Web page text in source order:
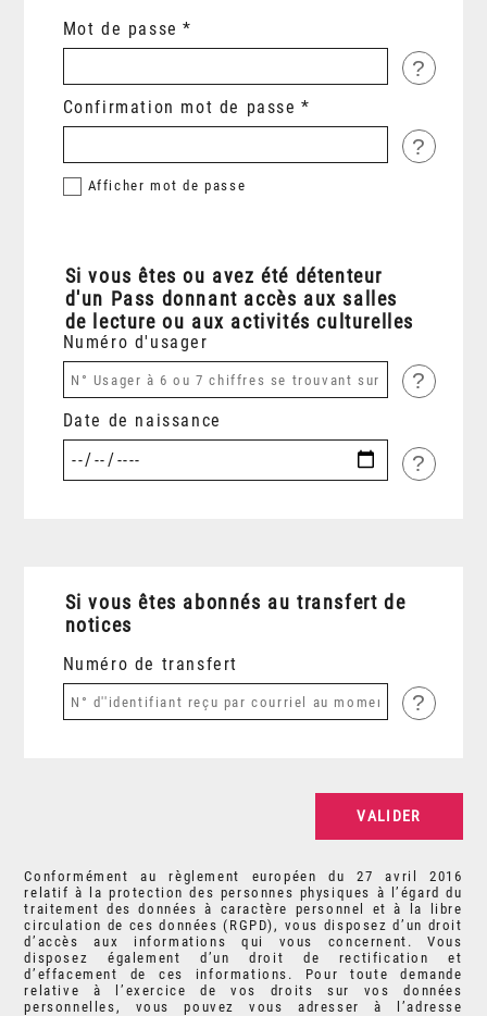
Mot de passe
?
Confirmation mot de passe
?
Afficher mot de passe
Si vous êtes ou avez été détenteur
d'un Pass donnant accès aux salles
de lecture ou aux activités culturelles
Numéro d'usager
?
Date de naissance
?
Si vous êtes abonnés au transfert de
notices
Numéro de transfert
?
Conformément au règlement européen du 27 avril 2016
relatif à la protection des personnes physiques à l’égard du
traitement des données à caractère personnel et à la libre
circulation de ces données (RGPD), vous disposez d’un droit
d’accès aux informations qui vous concernent. Vous
disposez également d’un droit de rectification et
d’effacement de ces informations. Pour toute demande
relative à l’exercice de vos droits sur vos données
personnelles, vous pouvez vous adresser à l’adresse